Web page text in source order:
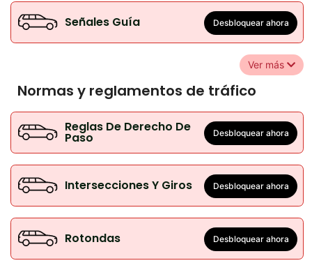
Señales Guía Desbloquear ahora
Ver más
Normas y reglamentos de tráfico
Reglas De Derecho De
Paso Desbloquear ahora
Intersecciones Y Giros Desbloquear ahora
Rotondas Desbloquear ahora